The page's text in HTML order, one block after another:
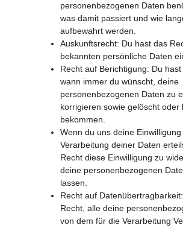
personenbezogenen Daten
was damit passiert und wie
aufbewahrt werden.
Auskunftsrecht: Du hast das
bekannten persönliche Daten
Recht auf Berichtigung: Du
wann immer du wünscht, deine
personenbezogenen Daten zu
korrigieren sowie gelöscht oder
bekommen.
Wenn du uns deine Einwilligung
Verarbeitung deiner Daten
Recht diese Einwilligung zu
deine personenbezogenen
lassen.
Recht auf
Recht, alle deine
von dem für die Verarbeitung